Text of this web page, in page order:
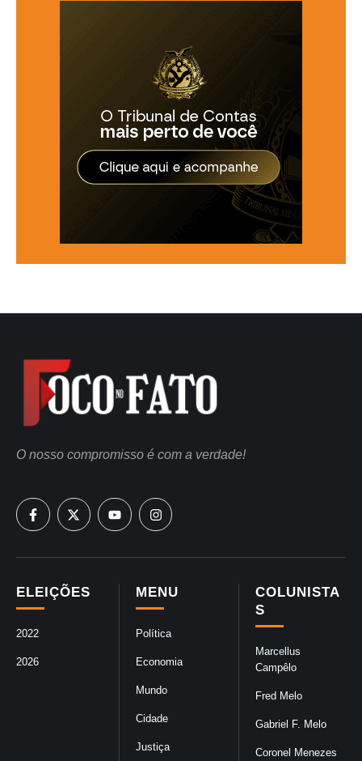
COLUNISTA
S
Marcellus
Campêlo
Fred Melo
Gabriel F. Melo
Coronel Menezes
MENU
Política
Economia
Mundo
Cidade
Justiça
ELEIÇÕES
2022
2026
O nosso compromisso é com a verdade!